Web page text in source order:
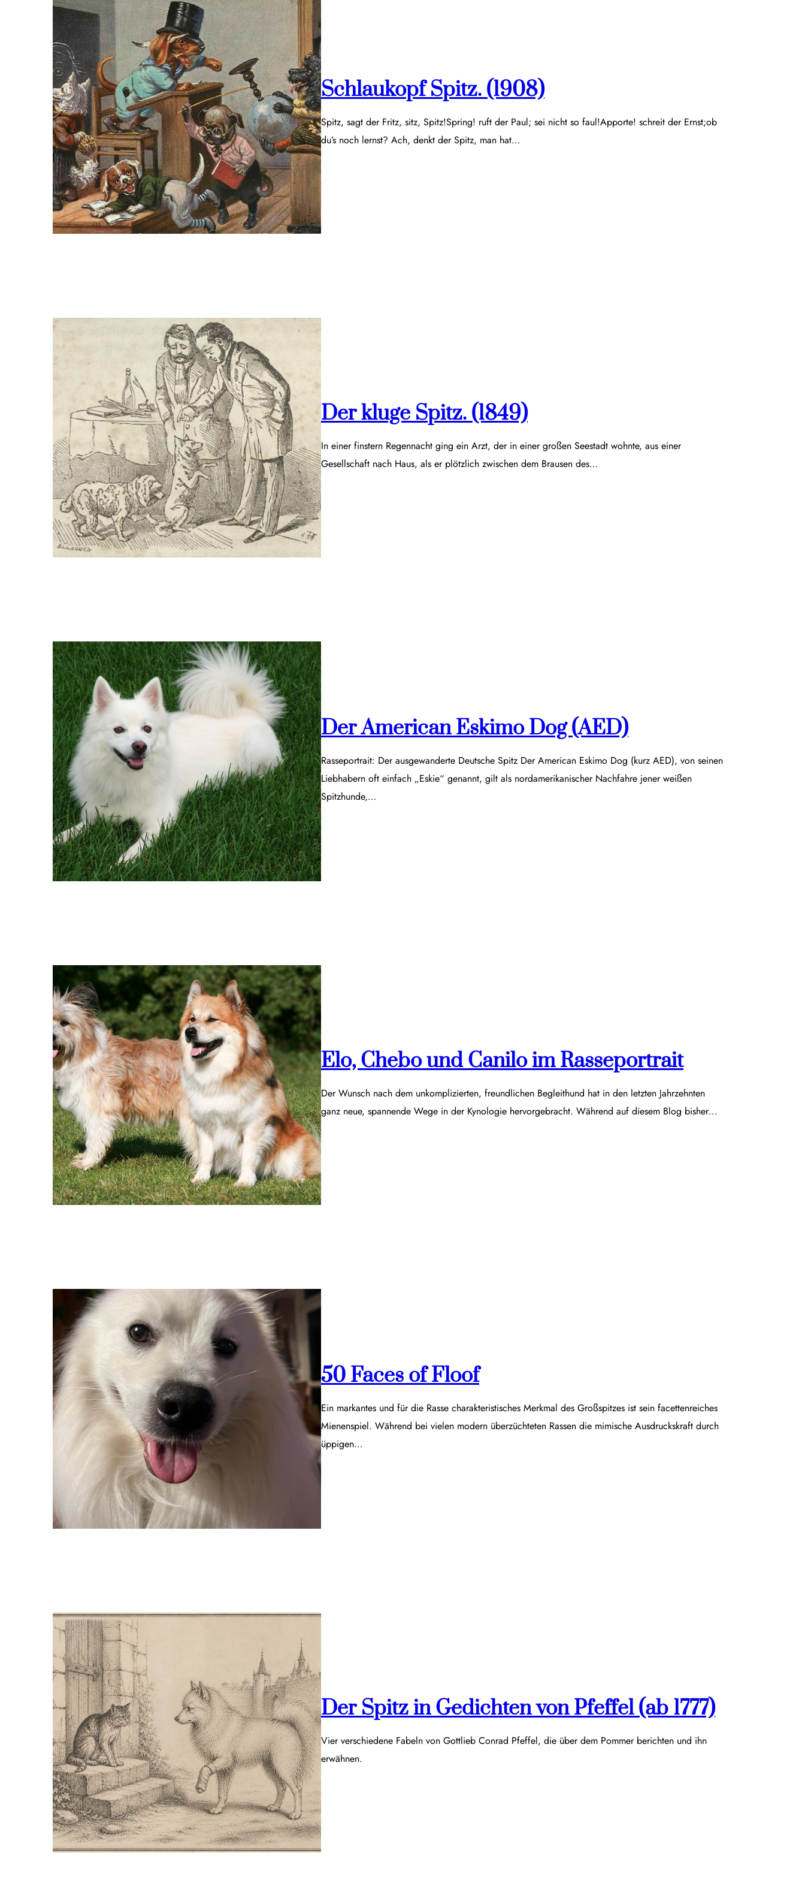
Schlaukopf Spitz. (1908)
Spitz, sagt der Fritz, sitz, Spitz!Spring! ruft der Paul; sei nicht so faul!Apporte! schreit der Ernst;ob
du’s noch lernst? Ach, denkt der Spitz, man hat…
Der kluge Spitz. (1849)
In einer finstern Regennacht ging ein Arzt, der in einer großen Seestadt wohnte, aus einer
Gesellschaft nach Haus, als er plötzlich zwischen dem Brausen des…
Der American Eskimo Dog (AED)
Rasseportrait: Der ausgewanderte Deutsche Spitz Der American Eskimo Dog (kurz AED), von seinen
Liebhabern oft einfach „Eskie“ genannt, gilt als nordamerikanischer Nachfahre jener weißen
Spitzhunde,…
Elo, Chebo und Canilo im Rasseportrait
Der Wunsch nach dem unkomplizierten, freundlichen Begleithund hat in den letzten Jahrzehnten
ganz neue, spannende Wege in der Kynologie hervorgebracht. Während auf diesem Blog bisher…
50 Faces of Floof
Ein markantes und für die Rasse charakteristisches Merkmal des Großspitzes ist sein facettenreiches
Mienenspiel. Während bei vielen modern überzüchteten Rassen die mimische Ausdruckskraft durch
üppigen…
Der Spitz in Gedichten von Pfeffel (ab 1777)
Vier verschiedene Fabeln von Gottlieb Conrad Pfeffel, die über dem Pommer berichten und ihn
erwähnen.